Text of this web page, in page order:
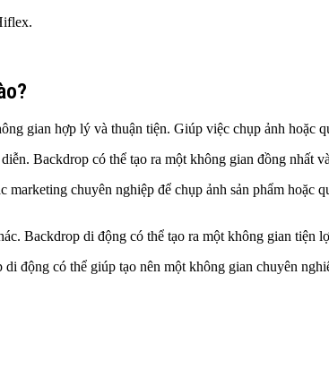
gian hợp lý và thuận tiện. Giúp việc chụp ảnh hoặc
Backdrop có thể tạo ra một không gian đồng nhất
marketing chuyên nghiệp để chụp ảnh sản phẩm
Backdrop di động có thể tạo ra một không gian tiện
động có thể giúp tạo nên một không gian chuyên